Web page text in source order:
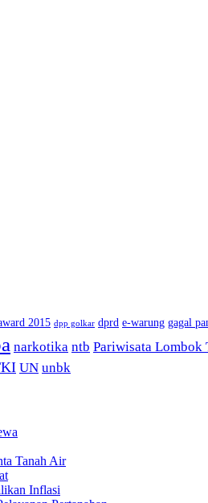
2015 dpp golkar dprd e-warung gagal
narkotika ntb Pariwisata Lombok
UN unbk
Tanah Air
Inflasi